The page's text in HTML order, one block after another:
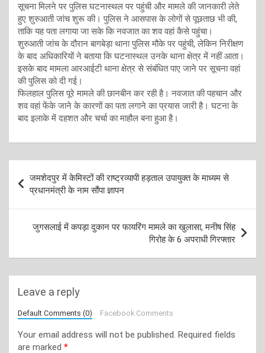
सूचना मिलने पर पुलिस घटनास्थल पर पहुंची और मामले की जानकारी लेते
हुए शुरुआती जांच शुरू की। पुलिस ने आसपास के लोगों से पूछताछ भी की,
ताकि यह पता लगाया जा सके कि नवजात का शव वहां कैसे पहुंचा।
शुरुआती जांच के दौरान बागबेड़ा थाना पुलिस मौके पर पहुंची, लेकिन निरीक्षण
के बाद अधिकारियों ने बताया कि घटनास्थल उनके थाना क्षेत्र में नहीं आता।
इसके बाद मामला आरआईटी थाना क्षेत्र से संबंधित पाए जाने पर सूचना वहां
की पुलिस को दी गई।
फिलहाल पुलिस पूरे मामले की छानबीन कर रही है। नवजात की पहचान और
शव वहां फेंके जाने के कारणों का पता लगाने का प्रयास जारी है। घटना के
बाद इलाके में दहशत और चर्चा का माहौल बना हुआ है।
navigation
जमशेदपुर में केमिस्टों की राष्ट्रव्यापी हड़ताल उपायुक्त के माध्यम से
प्रधानमंत्री के नाम सौंपा ज्ञापन
जुगसलाई में कपड़ा दुकान पर फायरिंग मामले का खुलासा, मनीष सिंह
गिरोह के 6 अपराधी गिरफ्तार
Leave a reply
Default Comments (0) Facebook Comments
Your email address will not be published. Required fields
are marked *